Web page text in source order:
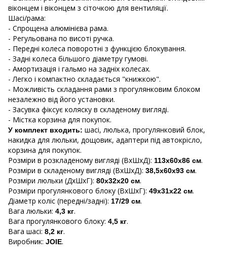
віконцем і віконцем з сіточкою для вентиляції.
Шасі/рама:
- Спрощена алюмінієва рама.
- Регульована по висоті ручка.
- Передні колеса поворотні з функцією блокування.
- Задні колеса більшого діаметру гумові.
- Амортизація і гальмо на задніх колесах.
- Легко і компактно складається "книжкою".
- Можливість складання рами з прогулянковим блоком
незалежно від його установки.
- Засувка фіксує коляску в складеному вигляді.
- Містка корзина для покупок.
У комплект входить: шасі, люлька, прогулянковий блок,
накидка для люльки, дощовик, адаптери під автокрісло,
корзина для покупок.
Розміри в розкладеному вигляді (ВхШхД): 113х60х86 см.
Розміри в складеному вигляді (ВхШхД): 38,5х60х93 см.
Розміри люльки (ДхШхГ): 80х32х20 см.
Розміри прогулянкового блоку (ВхШхГ): 49х31х22 см.
Діаметр коліс (передні/задні): 17/29 см.
Вага люльки: 4,3 кг.
Вага прогулянкового блоку: 4,5 кг.
Вага шасі: 8,2 кг.
Виробник: JOIE.